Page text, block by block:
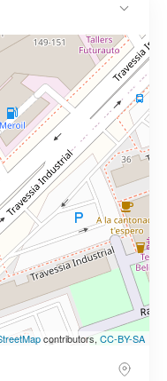
contributors, CC-BY-SA